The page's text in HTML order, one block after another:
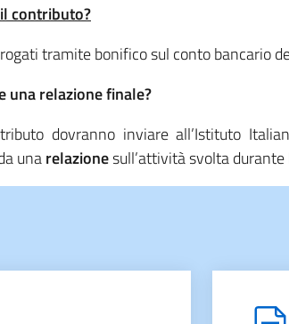
contributo?
tramite bonifico sul conto bancario
una relazione finale?
dovranno inviare all’Istituto
unarelazionesull’attività svolta